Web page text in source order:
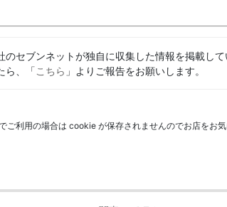
セブンネットが独自に収集した情報を掲載し
ら、「こちら 」よりご報告をお願いします。
利用の場合は cookie が保存されませんのでお店をお気